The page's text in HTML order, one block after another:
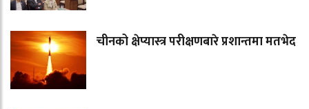
चीनको क्षेप्यास्त्र परीक्षणबारे प्रशान्तमा मतभेद